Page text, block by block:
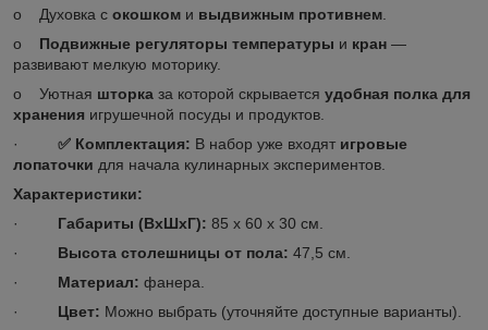
o Духовка с окошком и выдвижным противнем
o Подвижные регуляторы температуры и кран —
развивают мелкую моторику.
o Уютная шторка за которой скрывается удобная полка для
хранения игрушечной посуды и продуктов.
· ✅ Комплектация: В набор уже входят игровые
лопаточки для начала кулинарных экспериментов.
Характеристики:
· Габариты (ВхШхГ): 85 x 60 x 30 см.
· Высота столешницы от пола: 47,5 см.
· Материал: фанера.
· Цвет: Можно выбрать (уточняйте доступные варианты).